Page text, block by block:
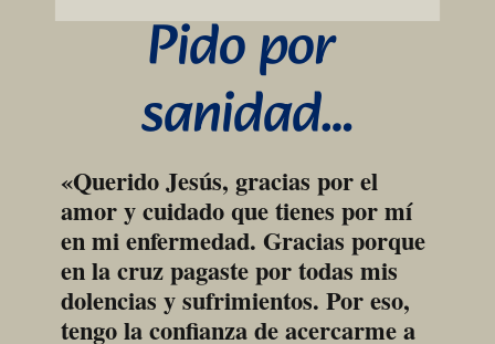
Pido por
sanidad…
«Querido Jesús, gracias por el
amor y cuidado que tienes por mí
en mi enfermedad. Gracias porque
en la cruz pagaste por todas mis
dolencias y sufrimientos. Por eso,
tengo la confianza de acercarme a